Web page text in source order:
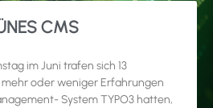
CMS
im Juni trafen sich 13
oder weniger Erfahrungen
System TYPO3 hatten,